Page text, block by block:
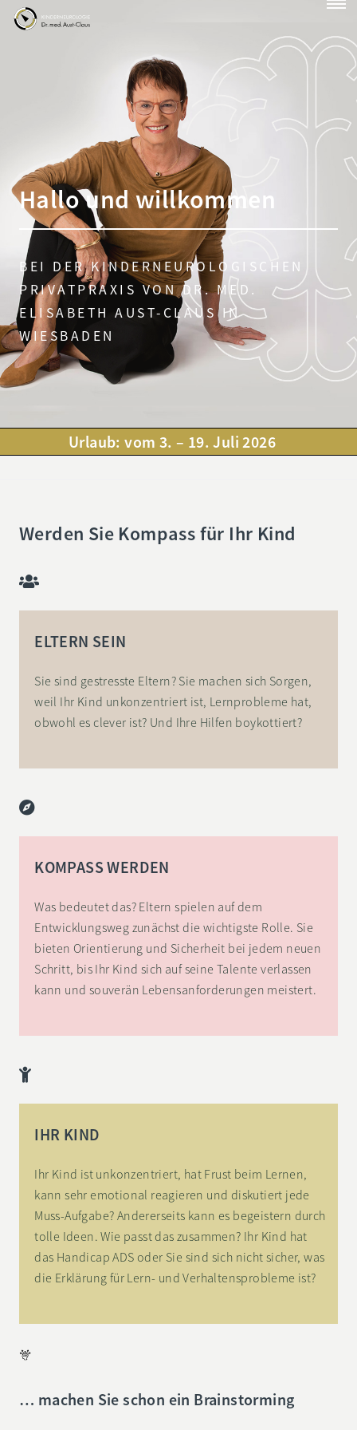
Hallo und willkommen
BEI DER KINDERNEUROLOGISCHEN
PRIVATPRAXIS VON DR. MED.
ELISABETH AUST-CLAUS IN
WIESBADEN
Urlaub: vom 3. – 19. Juli 2026
Werden Sie Kompass für Ihr Kind
ELTERN SEIN
Sie sind gestresste Eltern? Sie machen sich Sorgen,
weil Ihr Kind unkonzentriert ist, Lernprobleme hat,
obwohl es clever ist? Und Ihre Hilfen boykottiert?
KOMPASS WERDEN
Was bedeutet das? Eltern spielen auf dem
Entwicklungsweg zunächst die wichtigste Rolle. Sie
bieten Orientierung und Sicherheit bei jedem neuen
Schritt, bis Ihr Kind sich auf seine Talente verlassen
kann und souverän Lebensanforderungen meistert.
IHR KIND
Ihr Kind ist unkonzentriert, hat Frust beim Lernen,
kann sehr emotional reagieren und diskutiert jede
Muss-Aufgabe? Andererseits kann es begeistern durch
tolle Ideen. Wie passt das zusammen? Ihr Kind hat
das Handicap ADS oder Sie sind sich nicht sicher, was
die Erklärung für Lern- und Verhaltensprobleme ist?
… machen Sie schon ein Brainstorming